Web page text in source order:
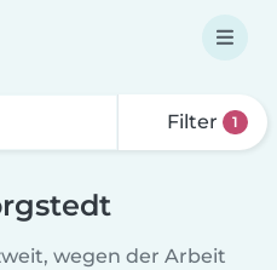
Filter 1
wegen der Arbeit